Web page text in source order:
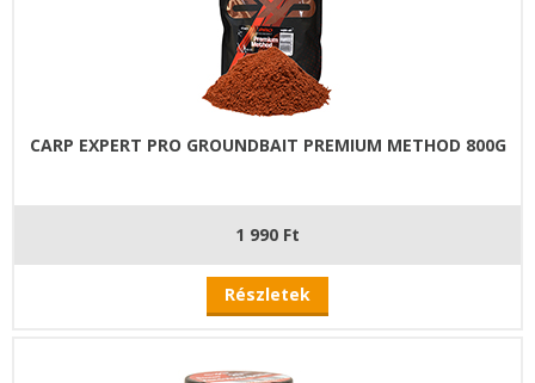
CARP EXPERT PRO GROUNDBAIT PREMIUM METHOD 800G
1 990 Ft
Részletek